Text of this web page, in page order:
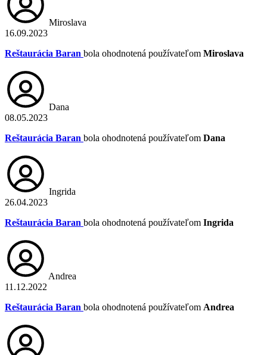
Miroslava
16.09.2023
Reštaurácia Baran bola ohodnotená používateľom Miroslava
Dana
08.05.2023
Reštaurácia Baran bola ohodnotená používateľom Dana
Ingrida
26.04.2023
Reštaurácia Baran bola ohodnotená používateľom Ingrida
Andrea
11.12.2022
Reštaurácia Baran bola ohodnotená používateľom Andrea